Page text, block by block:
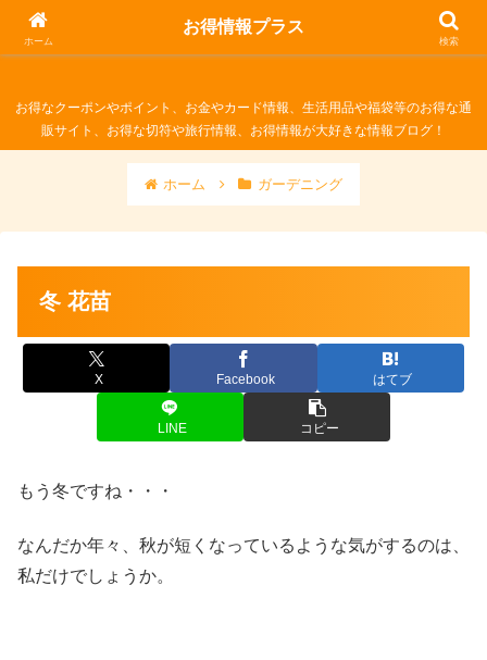
お得情報プラス
お得なクーポンやポイント、お金やカード情報、生活用品や福袋等のお得な通
販サイト、お得な切符や旅行情報、お得情報が大好きな情報ブログ！
ホーム ガーデニング
冬 花苗
X Facebook はてブ
LINE コピー
もう冬ですね・・・
なんだか年々、秋が短くなっているような気がするのは、
私だけでしょうか。
ホーム
お得情報プラス
検索